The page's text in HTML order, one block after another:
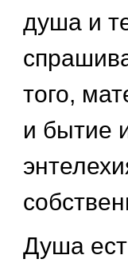
душа и
того,
и бытие
Душа